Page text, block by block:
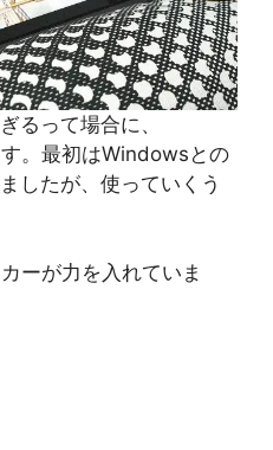
るって場合に、
。最初はWindowsとの
したが、使っていくう
ーが力を入れていま